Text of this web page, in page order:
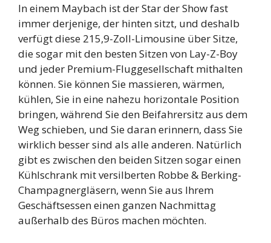
In einem Maybach ist der Star der Show fast
immer derjenige, der hinten sitzt, und deshalb
verfügt diese 215,9-Zoll-Limousine über Sitze,
die sogar mit den besten Sitzen von Lay-Z-Boy
und jeder Premium-Fluggesellschaft mithalten
können. Sie können Sie massieren, wärmen,
kühlen, Sie in eine nahezu horizontale Position
bringen, während Sie den Beifahrersitz aus dem
Weg schieben, und Sie daran erinnern, dass Sie
wirklich besser sind als alle anderen. Natürlich
gibt es zwischen den beiden Sitzen sogar einen
Kühlschrank mit versilberten Robbe & Berking-
Champagnergläsern, wenn Sie aus Ihrem
Geschäftsessen einen ganzen Nachmittag
außerhalb des Büros machen möchten.